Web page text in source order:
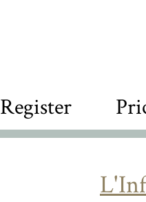
Register